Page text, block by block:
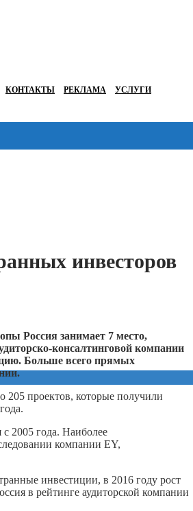
КОНТАКТЫ РЕКЛАМА УСЛУГИ
инвесторов
Россия занимает 7 место,
консалтинговой компании
Больше всего прямых
205 проектов, которые получили
c 2005 года. Наиболее
компании EY,
инвестиции, в 2016 году рост
в рейтинге аудиторской компании